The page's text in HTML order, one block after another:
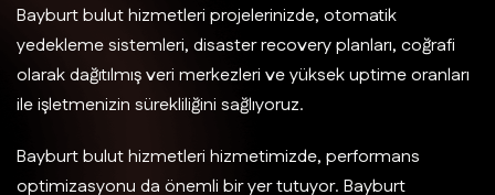
Bayburt bulut hizmetleri projelerinizde, otomatik
yedekleme sistemleri, disaster recovery planları, coğrafi
olarak dağıtılmış veri merkezleri ve yüksek uptime oranları
ile işletmenizin sürekliliğini sağlıyoruz.
Bayburt bulut hizmetleri hizmetimizde, performans
optimizasyonu da önemli bir yer tutuyor. Bayburt